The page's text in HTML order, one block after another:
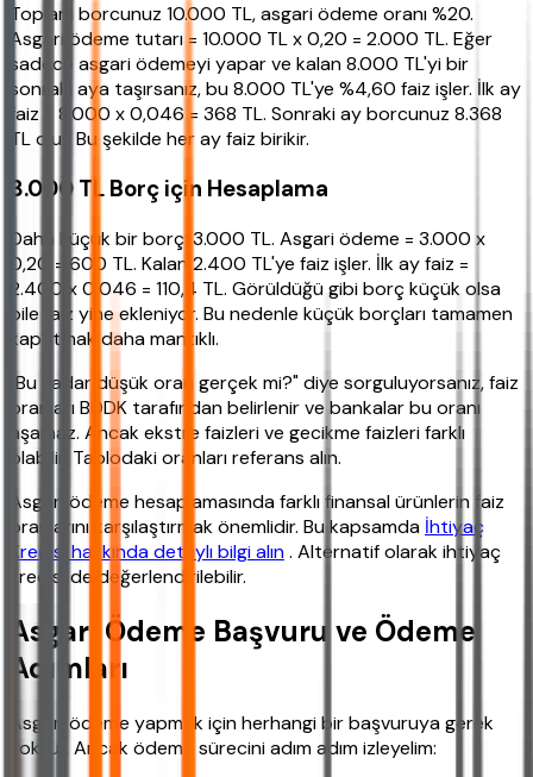
Toplam borcunuz 10.000 TL, asgari ödeme oranı %20.
Asgari ödeme tutarı = 10.000 TL x 0,20 = 2.000 TL. Eğer
sadece asgari ödemeyi yapar ve kalan 8.000 TL'yi bir
sonraki aya taşırsanız, bu 8.000 TL'ye %4,60 faiz işler. İlk ay
faiz = 8.000 x 0,046 = 368 TL. Sonraki ay borcunuz 8.368
TL olur. Bu şekilde her ay faiz birikir.
3.000 TL Borç için Hesaplama
Daha küçük bir borç: 3.000 TL. Asgari ödeme = 3.000 x
0,20 = 600 TL. Kalan 2.400 TL'ye faiz işler. İlk ay faiz =
2.400 x 0,046 = 110,4 TL. Görüldüğü gibi borç küçük olsa
bile faiz yine ekleniyor. Bu nedenle küçük borçları tamamen
kapatmak daha mantıklı.
"Bu kadar düşük oran gerçek mi?" diye sorguluyorsanız, faiz
oranları BDDK tarafından belirlenir ve bankalar bu oranı
aşamaz. Ancak ekstre faizleri ve gecikme faizleri farklı
olabilir. Tablodaki oranları referans alın.
Asgari ödeme hesaplamasında farklı finansal ürünlerin faiz
oranlarını karşılaştırmak önemlidir. Bu kapsamda İhtiyaç
Kredisi hakkında detaylı bilgi alın. Alternatif olarak ihtiyaç
kredisi de değerlendirilebilir.
Asgari Ödeme Başvuru ve Ödeme
Adımları
Asgari ödeme yapmak için herhangi bir başvuruya gerek
yoktur. Ancak ödeme sürecini adım adım izleyelim: